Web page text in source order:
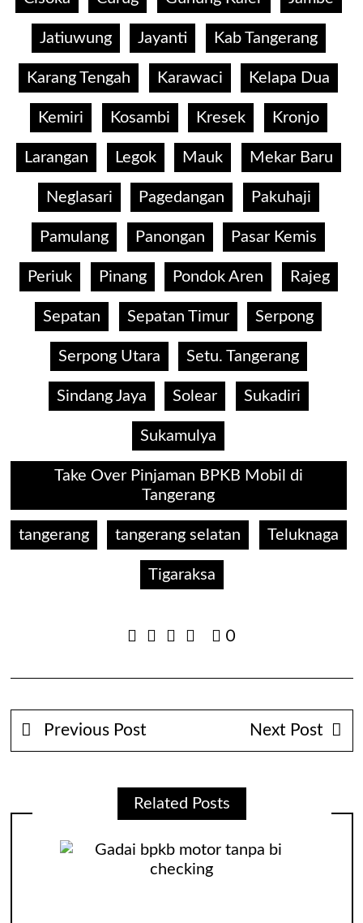
Jatiuwung Jayanti Kab Tangerang
Karang Tengah Karawaci Kelapa Dua
Kemiri Kosambi Kresek Kronjo
Larangan Legok Mauk Mekar Baru
Neglasari Pagedangan Pakuhaji
Pamulang Panongan Pasar Kemis
Periuk Pinang Pondok Aren Rajeg
Sepatan Sepatan Timur Serpong
Serpong Utara Setu. Tangerang
Sindang Jaya Solear Sukadiri
Sukamulya
Take Over Pinjaman BPKB Mobil di
Tangerang
tangerang tangerang selatan Teluknaga
Tigaraksa
0
Previous Post Next Post
Related Posts